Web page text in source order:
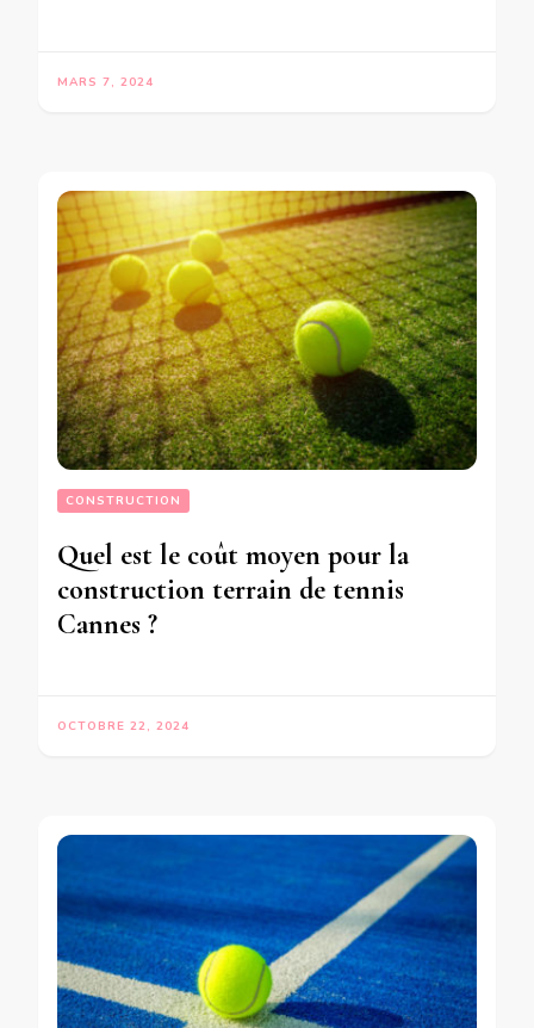
MARS 7, 2024
CONSTRUCTION
Quel est le coût moyen pour la
construction terrain de tennis
Cannes ?
OCTOBRE 22, 2024